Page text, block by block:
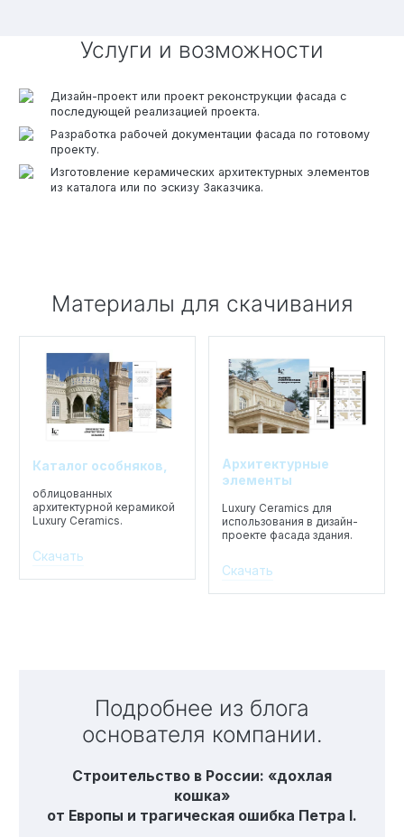
Услуги и возможности
Дизайн-проект или проект реконструкции фасада с
последующей реализацией проекта.
Разработка рабочей документации фасада по готовому
проекту.
Изготовление керамических архитектурных элементов
из каталога или по эскизу Заказчика.
Материалы для скачивания
Каталог особняков,
облицованных
архитектурной керамикой
Luxury Ceramics.
Скачать
Архитектурные
элементы
Luxury Ceramics для
использования в дизайн-
проекте фасада здания.
Скачать
Подробнее из блога
основателя компании.
Строительство в России: «дохлая
кошка»
от Европы и трагическая ошибка Петра I.